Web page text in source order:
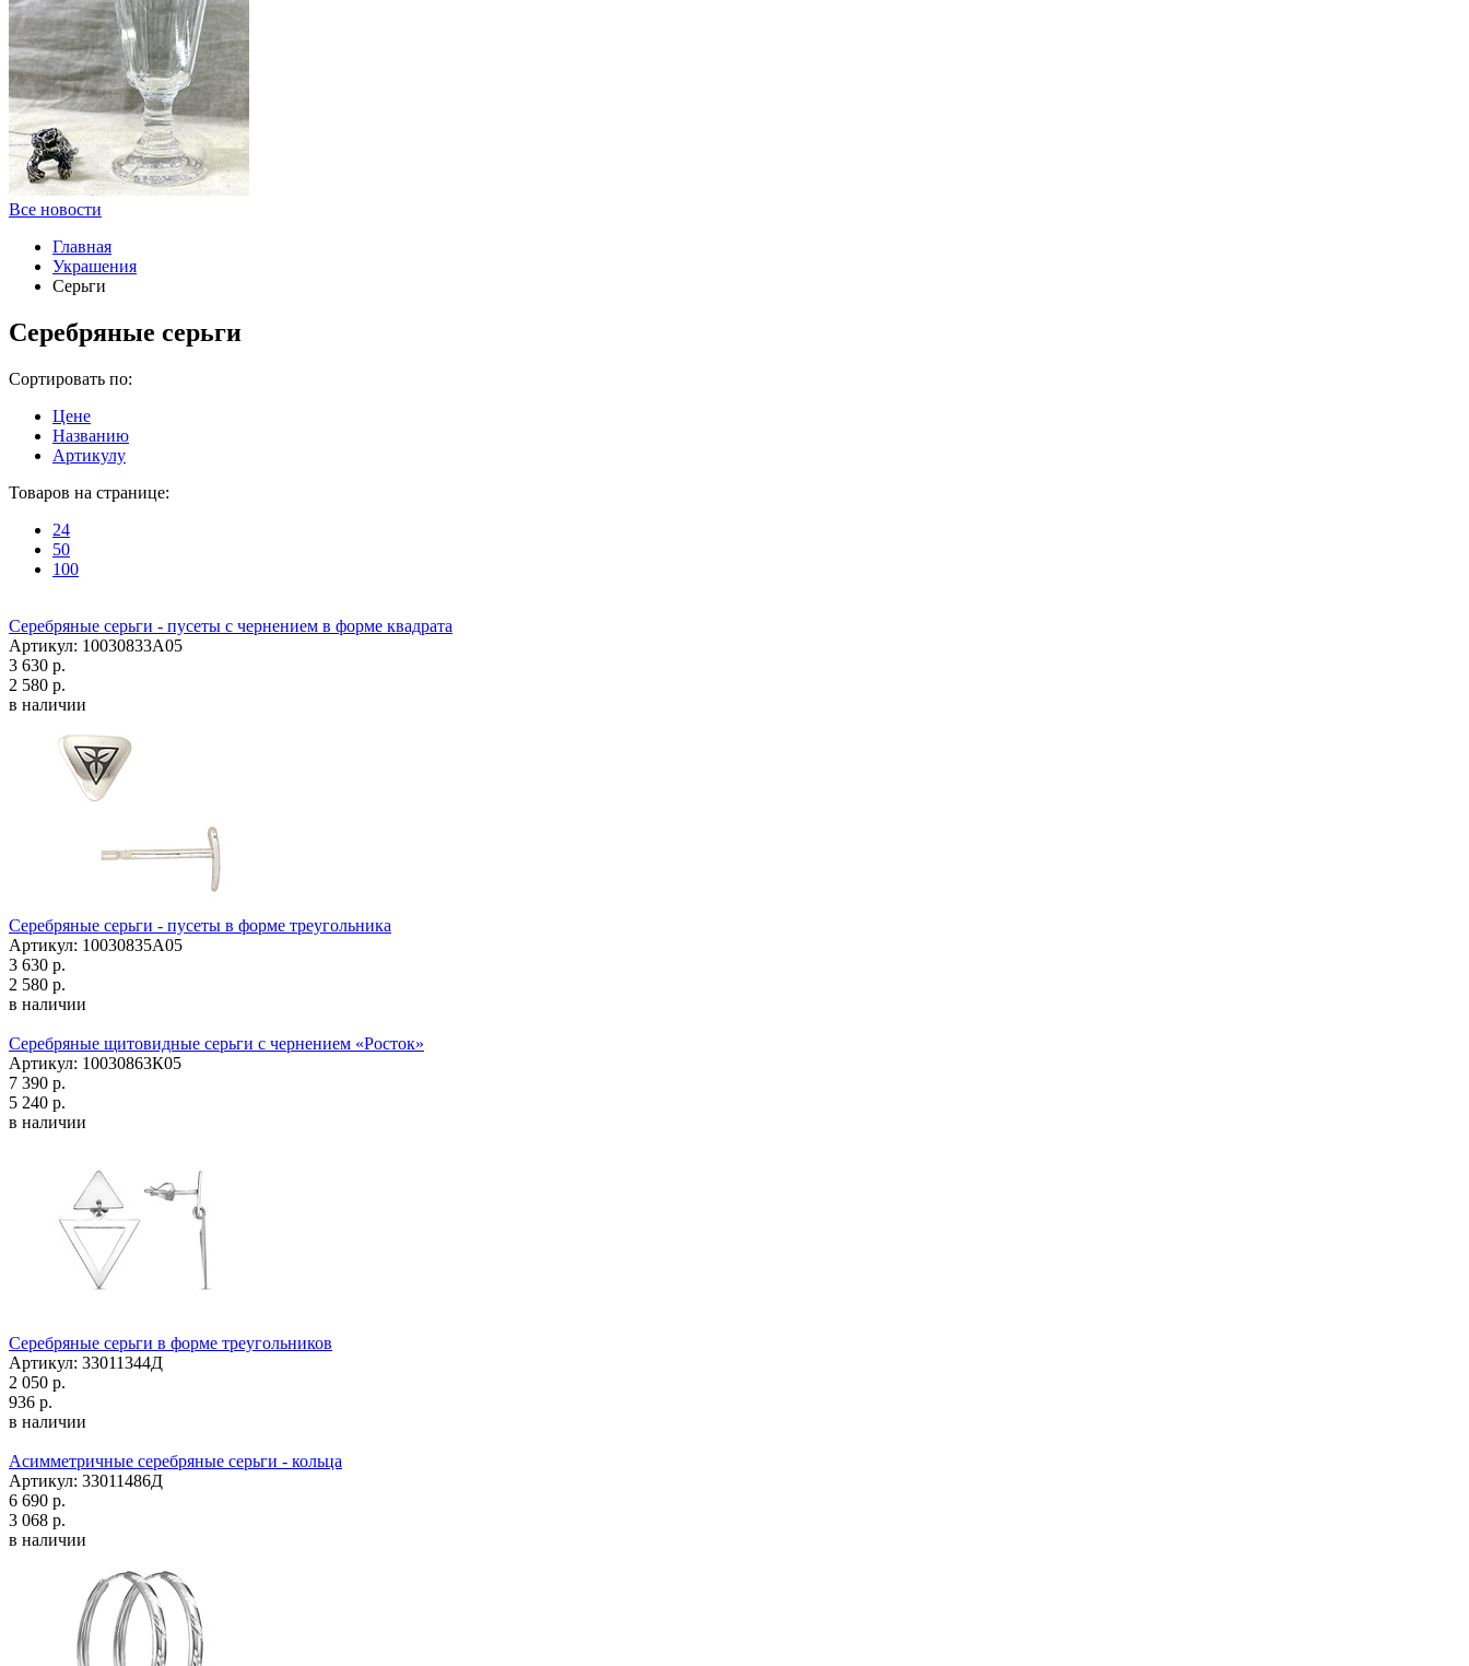
Все новости
Главная
Украшения
Серьги
Серебряные серьги
Сортировать по:
Цене
Названию
Артикулу
Товаров на странице:
24
50
100
Серебряные серьги - пусеты с чернением в форме квадрата
Артикул: 10030833А05
3 630 р.
2 580 р.
в наличии
Серебряные серьги - пусеты в форме треугольника
Артикул: 10030835А05
3 630 р.
2 580 р.
в наличии
Серебряные щитовидные серьги с чернением «Росток»
Артикул: 10030863К05
7 390 р.
5 240 р.
в наличии
Серебряные серьги в форме треугольников
Артикул: 33011344Д
2 050 р.
936 р.
в наличии
Асимметричные серебряные серьги - кольца
Артикул: 33011486Д
6 690 р.
3 068 р.
в наличии